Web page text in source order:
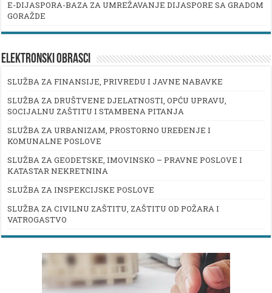
E-DIJASPORA-BAZA ZA UMREŽAVANJE DIJASPORE SA GRADOM
GORAŽDE
ELEKTRONSKI OBRASCI
SLUŽBA ZA FINANSIJE, PRIVREDU I JAVNE NABAVKE
SLUŽBA ZA DRUŠTVENE DJELATNOSTI, OPĆU UPRAVU,
SOCIJALNU ZAŠTITU I STAMBENA PITANJA
SLUŽBA ZA URBANIZAM, PROSTORNO UREĐENJE I
KOMUNALNE POSLOVE
SLUŽBA ZA GEODETSKE, IMOVINSKO – PRAVNE POSLOVE I
KATASTAR NEKRETNINA
SLUŽBA ZA INSPEKCIJSKE POSLOVE
SLUŽBA ZA CIVILNU ZAŠTITU, ZAŠTITU OD POŽARA I
VATROGASTVO